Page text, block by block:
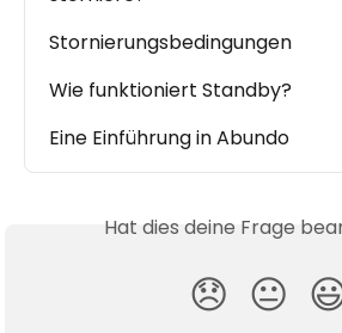
Stornierungsbedingungen
Wie funktioniert Standby?
Eine Einführung in Abundo
Hat dies deine Frage
😞 😐